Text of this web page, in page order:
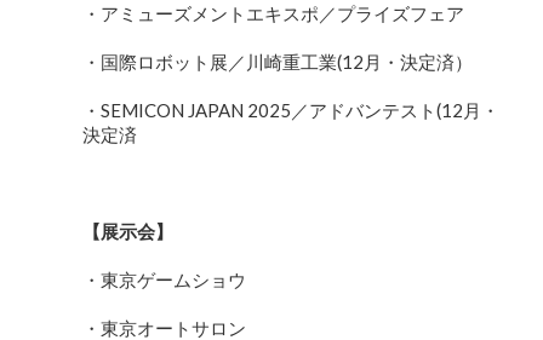
・アミューズメントエキスポ／プライズフェア
・国際ロボット展／川崎重工業(12月・決定済）
・SEMICON JAPAN 2025／アドバンテスト(12月・
決定済
【展示会】
・東京ゲームショウ
・東京オートサロン